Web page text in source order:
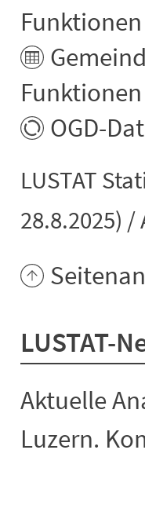
OGD-
LUSTAT
28.8.2025)
LUSTAT-
Aktuelle
Luzern.